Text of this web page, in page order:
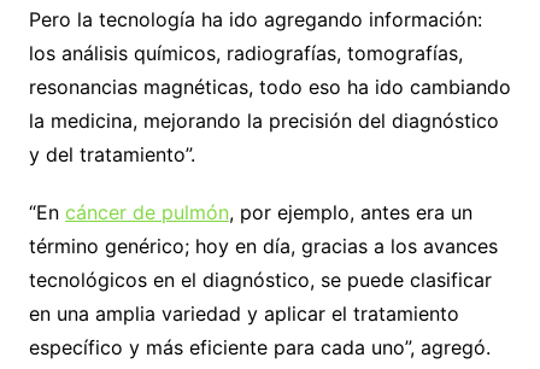
Pero la tecnología ha ido agregando información:
los análisis químicos, radiografías, tomografías,
resonancias magnéticas, todo eso ha ido cambiando
la medicina, mejorando la precisión del diagnóstico
y del tratamiento”.
“En cáncer de pulmón, por ejemplo, antes era un
término genérico; hoy en día, gracias a los avances
tecnológicos en el diagnóstico, se puede clasificar
en una amplia variedad y aplicar el tratamiento
específico y más eficiente para cada uno”, agregó.